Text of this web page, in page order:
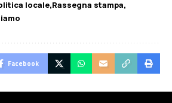
locale Rassegna stampa
Facebook